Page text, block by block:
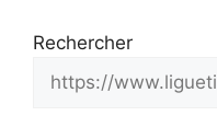
Rechercher